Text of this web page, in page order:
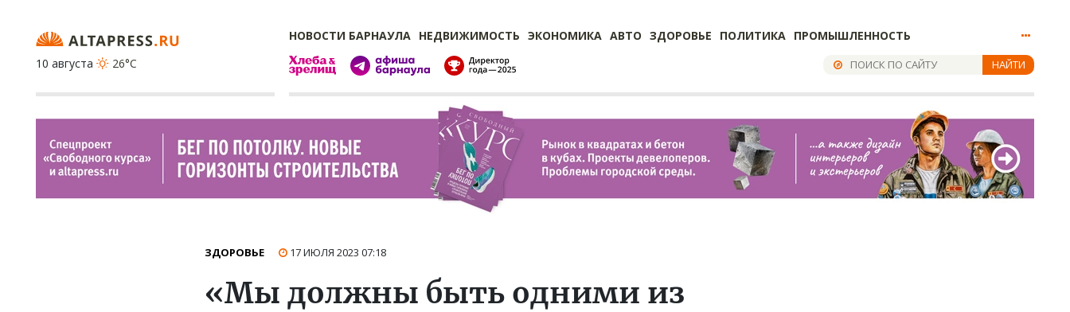
НОВОСТИ БАРНАУЛА НЕДВИЖИМОСТЬ ЭКОНОМИКА АВТО ЗДОРОВЬЕ ПОЛИТИКА ПРОМЫШЛЕННОСТЬ
10 августа
26°C НАЙТИ
ЗДОРОВЬЕ 17 ИЮЛЯ 2023 07:18
«Мы должны быть одними из